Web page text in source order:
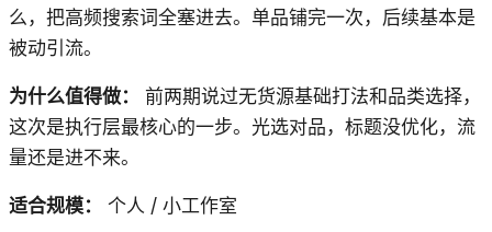
么，把高频搜索词全塞进去。单品铺完一次，后续基本是
被动引流。
为什么值得做：
前两期说过无货源基础打法和品类选择，
这次是执行层最核心的一步。光选对品，标题没优化，流
量还是进不来。
适合规模： 个人 / 小工作室